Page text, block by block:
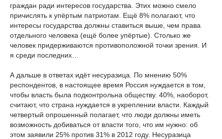
граждан ради интересов государства. Этих можно смело
причислять к упёртым патриотам. Ещё 8% полагают, что
интересы государства должны ставиться выше, чем права
отдельного человека (ещё более упёртые). Столько же
человек придерживаются противоположной точки зрения. И
я среди последних…
А дальше в ответах идёт несуразица. По мнению 50%
респондентов, в настоящее время Россия нуждается в том,
чтобы власть была подконтрольна обществу. 40%, наоборот,
считают, что страна нуждается в укреплении власти. Каждый
четвертый опрошенный полагает, что люди должны иметь
возможность добиваться от власти того, что им нужно: об
этом заявили 25% против 31% в 2012 году. Несуразица